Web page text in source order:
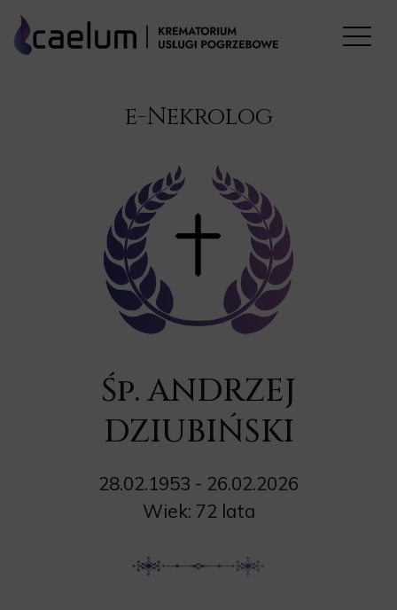
e-Nekrolog
Śp. ANDRZEJ
DZIUBIŃSKI
28.02.1953 - 26.02.2026
Wiek: 72 lata